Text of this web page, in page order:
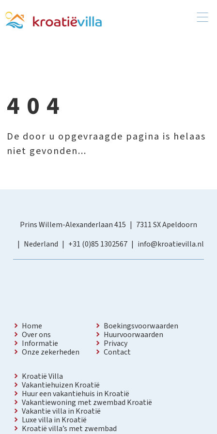
404
De door u opgevraagde pagina is helaas
niet gevonden...
Prins Willem-Alexanderlaan 415
7311 SX Apeldoorn
Nederland
+31 (0)85 1302567 info@kroatievilla.nl
Home
Over ons
Informatie
Onze zekerheden
Boekingsvoorwaarden
Huurvoorwaarden
Privacy
Contact
Kroatië Villa
Vakantiehuizen Kroatië
Huur een vakantiehuis in Kroatië
Vakantiewoning met zwembad Kroatië
Vakantie villa in Kroatië
Luxe villa in Kroatië
Kroatië villa’s met zwembad